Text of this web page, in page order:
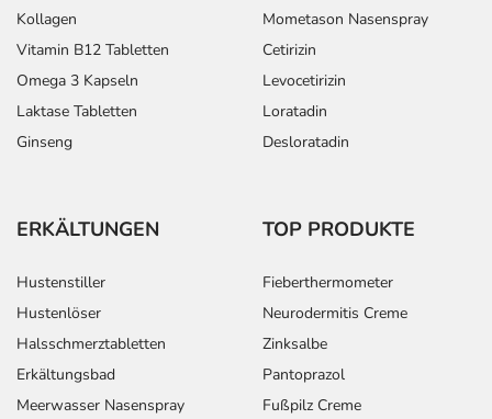
Kollagen
Vitamin B12 Tabletten
Omega 3 Kapseln
Laktase Tabletten
Ginseng
Mometason Nasenspray
Cetirizin
Levocetirizin
Loratadin
Desloratadin
ERKÄLTUNGEN
Hustenstiller
Hustenlöser
Halsschmerztabletten
Erkältungsbad
Meerwasser Nasenspray
TOP PRODUKTE
Fieberthermometer
Neurodermitis Creme
Zinksalbe
Pantoprazol
Fußpilz Creme